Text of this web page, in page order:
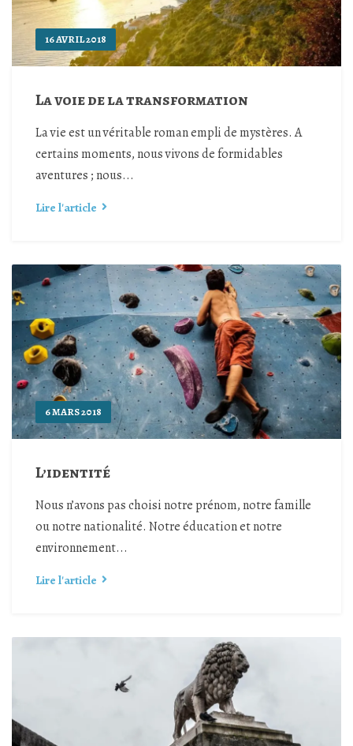
16 AVRIL 2018
La voie de la transformation
La vie est un véritable roman empli de mystères. A
certains moments, nous vivons de formidables
aventures ; nous...
Lire l'article
6 MARS 2018
L’identité
Nous n’avons pas choisi notre prénom, notre famille
ou notre nationalité. Notre éducation et notre
environnement...
Lire l'article